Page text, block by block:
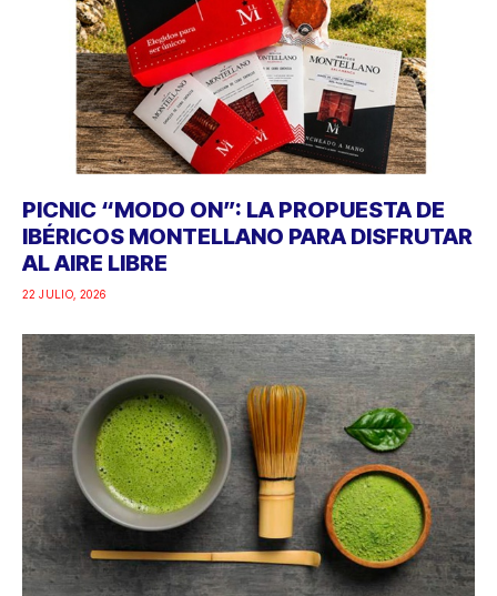
PICNIC “MODO ON”: LA PROPUESTA DE
IBÉRICOS MONTELLANO PARA DISFRUTAR
AL AIRE LIBRE
22 JULIO, 2026